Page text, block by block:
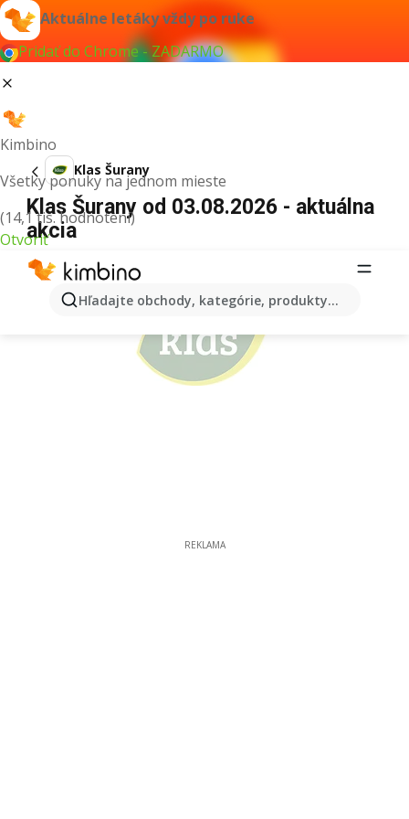
Aktuálne letáky vždy po ruke
Pridať do Chrome - ZADARMO
Kimbino
Všetky ponuky na jednom mieste
(14,1 tis. hodnotení)
Otvoriť
Hľadajte obchody, kategórie, produkty...
Klas Šurany
Klas Šurany od 03.08.2026 - aktuálna
akcia
REKLAMA